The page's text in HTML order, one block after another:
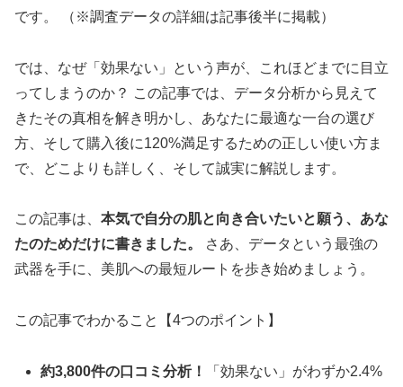
です。 （※調査データの詳細は記事後半に掲載）
では、なぜ「効果ない」という声が、これほどまでに目立
ってしまうのか？ この記事では、データ分析から見えて
きたその真相を解き明かし、あなたに最適な一台の選び
方、そして購入後に120%満足するための正しい使い方ま
で、どこよりも詳しく、そして誠実に解説します。
この記事は、 本気で自分の肌と向き合いたいと願う、あな
たのためだけに書きました。
さあ、データという最強の
武器を手に、美肌への最短ルートを歩き始めましょう。
この記事でわかること【4つのポイント】
約3,800件の口コミ分析！
「効果ない」がわずか2.4%